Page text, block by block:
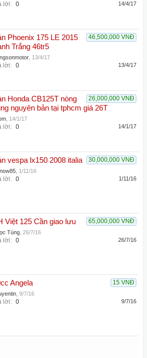
lời: 0 14/4/17
46,500,000 VNĐ
Phoenix 175 LE 2015
Trắng 46tr5
13/4/17
lời: 0 13/4/17
26,000,000 VNĐ
Honda CB125T nòng
nguyên bản tại tphcm giá 26T
14/1/17
lời: 0 14/1/17
30,000,000 VNĐ
vespa lx150 2008 italia
1/11/16
lời: 0 1/11/16
65,000,000 VNĐ
Việt 125 Cần giao lưu
Tùng 26/7/16
lời: 0 26/7/16
15 VNĐ
Angela
9/7/16
lời: 0 9/7/16